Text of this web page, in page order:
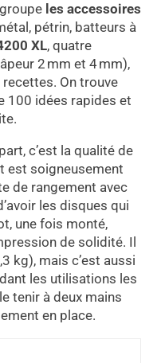
les accessoires
pétrin, batteurs à
XL, quatre
2 mm et 4 mm),
On trouve
100 idées rapides et
c’est la qualité de
est soigneusement
de rangement avec
les disques qui
une fois monté,
de solidité. Il
kg), mais c’est aussi
les utilisations les
tenir à deux mains
en place.